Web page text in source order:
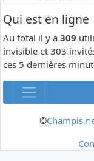
Qui est en ligne
Au total il y a 309
invisible et 303
ces 5 dernières
©